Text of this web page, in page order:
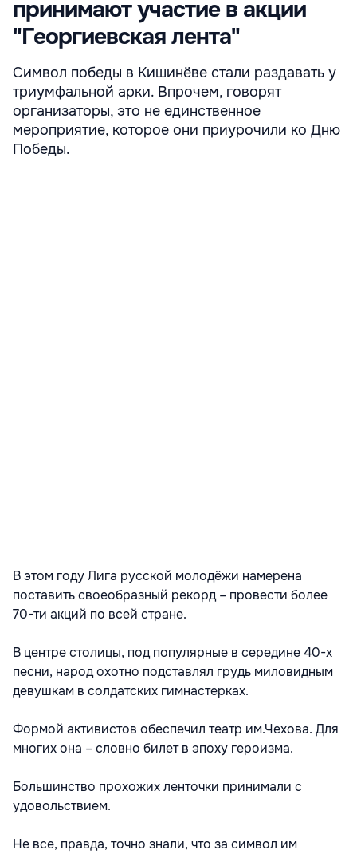
принимают участие в акции
"Георгиевская лента"
Символ победы в Кишинёве стали раздавать у
триумфальной арки. Впрочем, говорят
организаторы, это не единственное
мероприятие, которое они приурочили ко Дню
Победы.
В этом году Лига русской молодёжи намерена
поставить своеобразный рекорд – провести более
70-ти акций по всей стране.
В центре столицы, под популярные в середине 40-х
песни, народ охотно подставлял грудь миловидным
девушкам в солдатских гимнастерках.
Формой активистов обеспечил театр им.Чехова. Для
многих она – словно билет в эпоху героизма.
Большинство прохожих ленточки принимали с
удовольствием.
Не все, правда, точно знали, что за символ им